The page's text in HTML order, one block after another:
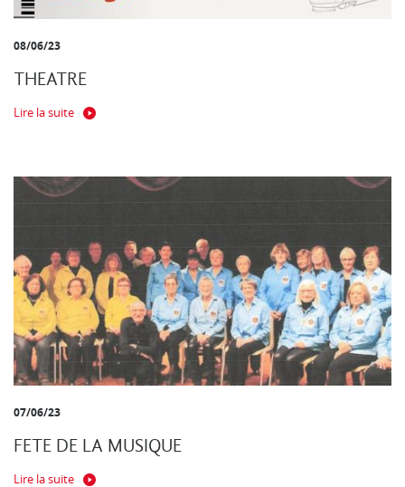
08/06/23
THEATRE
Lire la suite
07/06/23
FETE DE LA MUSIQUE
Lire la suite